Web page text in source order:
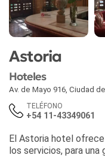
Astoria
Hoteles
Av. de Mayo 916 Ciudad
TELÉFONO
+54 11-43349061
El Astoria hotel
los servicios, para una